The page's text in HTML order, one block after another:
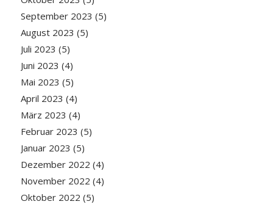
September 2023 (5)
August 2023 (5)
Juli 2023 (5)
Juni 2023 (4)
Mai 2023 (5)
April 2023 (4)
März 2023 (4)
Februar 2023 (5)
Januar 2023 (5)
Dezember 2022 (4)
November 2022 (4)
Oktober 2022 (5)